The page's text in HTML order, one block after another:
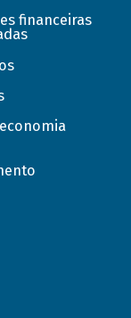
financeiras